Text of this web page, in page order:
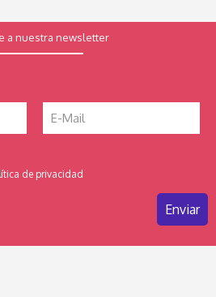
a nuestra newsletter
de privacidad